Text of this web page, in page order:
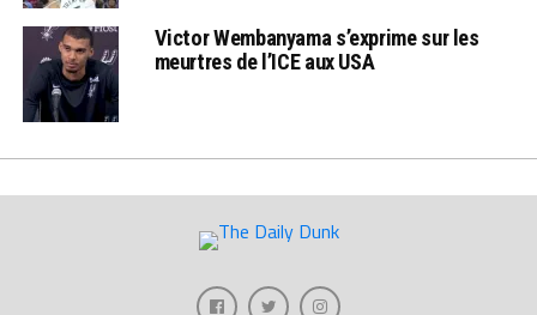
Victor Wembanyama s’exprime sur les
meurtres de l’ICE aux USA